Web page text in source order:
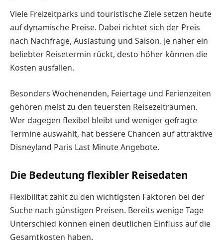
Viele Freizeitparks und touristische Ziele setzen heute
auf dynamische Preise. Dabei richtet sich der Preis
nach Nachfrage, Auslastung und Saison. Je näher ein
beliebter Reisetermin rückt, desto höher können die
Kosten ausfallen.
Besonders Wochenenden, Feiertage und Ferienzeiten
gehören meist zu den teuersten Reisezeiträumen.
Wer dagegen flexibel bleibt und weniger gefragte
Termine auswählt, hat bessere Chancen auf attraktive
Disneyland Paris Last Minute Angebote.
Die Bedeutung flexibler Reisedaten
Flexibilität zählt zu den wichtigsten Faktoren bei der
Suche nach günstigen Preisen. Bereits wenige Tage
Unterschied können einen deutlichen Einfluss auf die
Gesamtkosten haben.